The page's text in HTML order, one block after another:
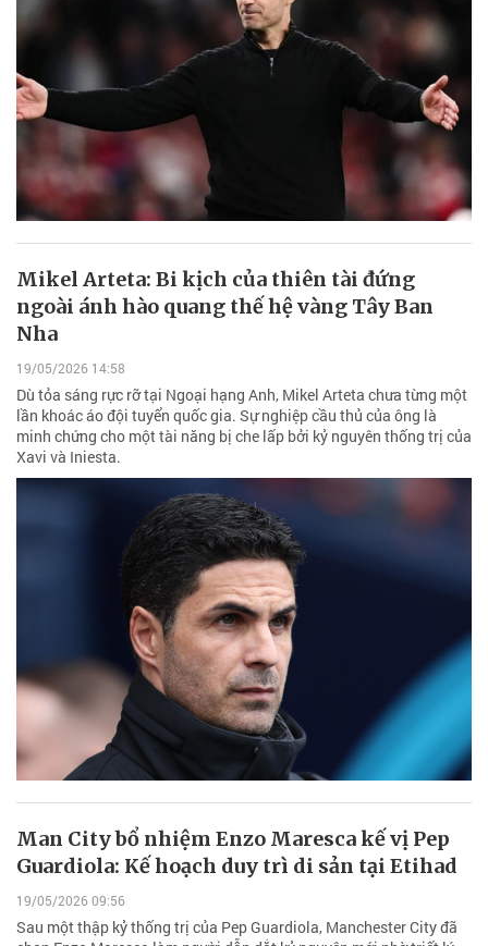
Mikel Arteta: Bi kịch của thiên tài đứng
ngoài ánh hào quang thế hệ vàng Tây Ban
Nha
19/05/2026 14:58
Dù tỏa sáng rực rỡ tại Ngoại hạng Anh, Mikel Arteta chưa từng một
lần khoác áo đội tuyển quốc gia. Sự nghiệp cầu thủ của ông là
minh chứng cho một tài năng bị che lấp bởi kỷ nguyên thống trị của
Xavi và Iniesta.
Man City bổ nhiệm Enzo Maresca kế vị Pep
Guardiola: Kế hoạch duy trì di sản tại Etihad
19/05/2026 09:56
Sau một thập kỷ thống trị của Pep Guardiola, Manchester City đã